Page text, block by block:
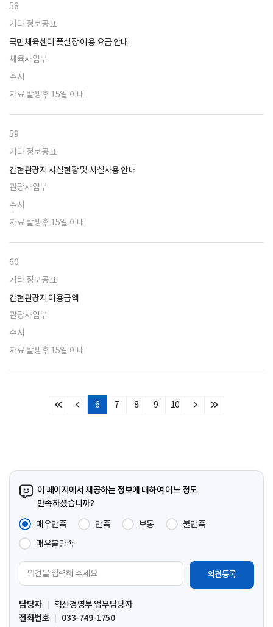
58
기타 정보공표
국민체육센터 풋살장 이용 요금 안내
체육사업부
수시
자료 발생후 15일 이내
59
기타 정보공표
간현관광지 시설현황 및 시설사용 안내
관광사업부
수시
자료 발생후 15일 이내
60
기타 정보공표
간현관광지 이용금액
관광사업부
수시
자료 발생후 15일 이내
처
이
6 7 8 9 10
다
마
이 페이지에서 제공하는 정보에 대하여 어느 정도
만족하셨습니까?
매우만족
만족 보통
불만족
매우불만족
견
입
력
담당자
혁신경영부 업무담당자
전화번호
033-749-1750